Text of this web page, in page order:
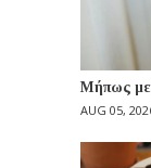
Μήπως
AUG 05,